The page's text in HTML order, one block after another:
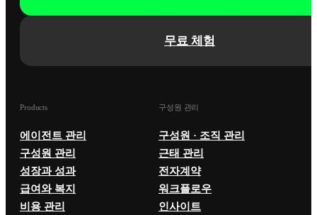
무료 체험
Products
에이전트 관리
구성원 관리
성장과 성과
급여와 복지
비용 관리
구성원 관리
구성원 · 조직 관리
근태 관리
전자계약
워크플로우
인사이트